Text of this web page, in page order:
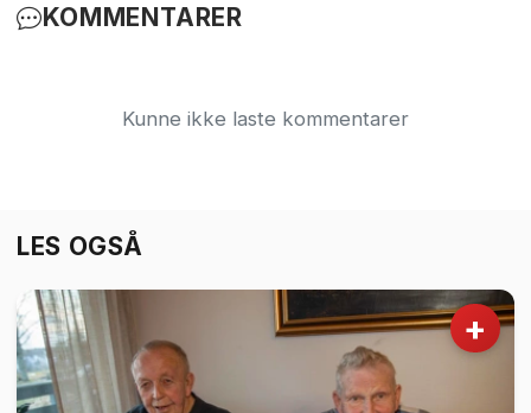
KOMMENTARER
Kunne ikke laste kommentarer
LES OGSÅ
+